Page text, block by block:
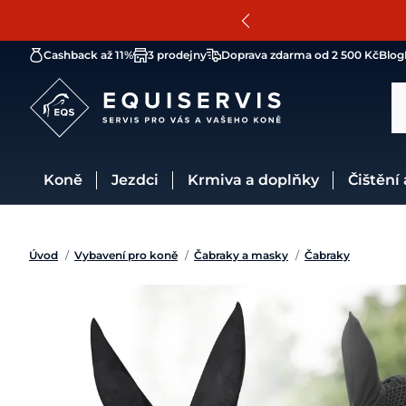
Cashback až 11% 3 prodejny Doprava zdarma od 2 500 KčBlog
Koně Jezdci Krmiva a doplňky
Úvod / Vybavení pro koně / Čabraky a masky / Čabraky